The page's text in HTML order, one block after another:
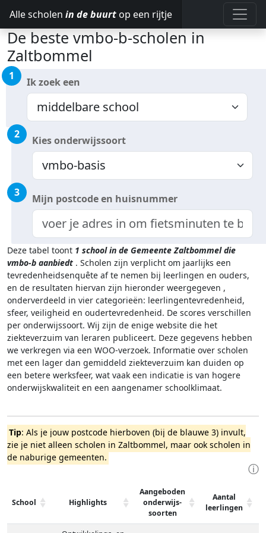
Alle scholen in de buurt op een rijtje
De beste vmbo-b-scholen in
Zaltbommel
1 Ik zoek een
2 Kies onderwijssoort
3 Mijn postcode en huisnummer
Deze tabel toont 1 school in de Gemeente Zaltbommel die
vmbo-b aanbiedt . Scholen zijn verplicht om jaarlijks een
tevredenheidsenquête af te nemen bij leerlingen en ouders,
en de resultaten hiervan zijn hieronder weergegeven ,
onderverdeeld in vier categorieën: leerlingentevredenheid,
sfeer, veiligheid en oudertevredenheid. De scores verschillen
per onderwijssoort. Wij zijn de enige website die het
ziekteverzuim van leraren publiceert. Deze gegevens hebben
we verkregen via een WOO-verzoek. Informatie over scholen
met een lager dan gemiddeld ziekteverzuim kan duiden op
een betere werksfeer, wat vaak een indicatie is van hogere
onderwijskwaliteit en een aangenamer schoolklimaat.
Tip: Als je jouw postcode hierboven (bij de blauwe 3) invult,
zie je niet alleen scholen in Zaltbommel, maar ook scholen in
de naburige gemeenten.
ⓘ
School Highlights
Aangeboden
onderwijs-
soorten
Aantal
leerlingen